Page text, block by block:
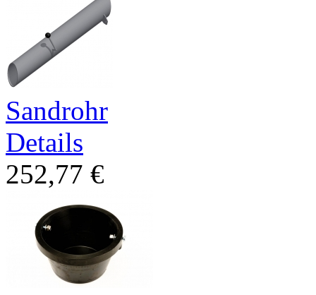
Sandrohr
Details
252,77 €